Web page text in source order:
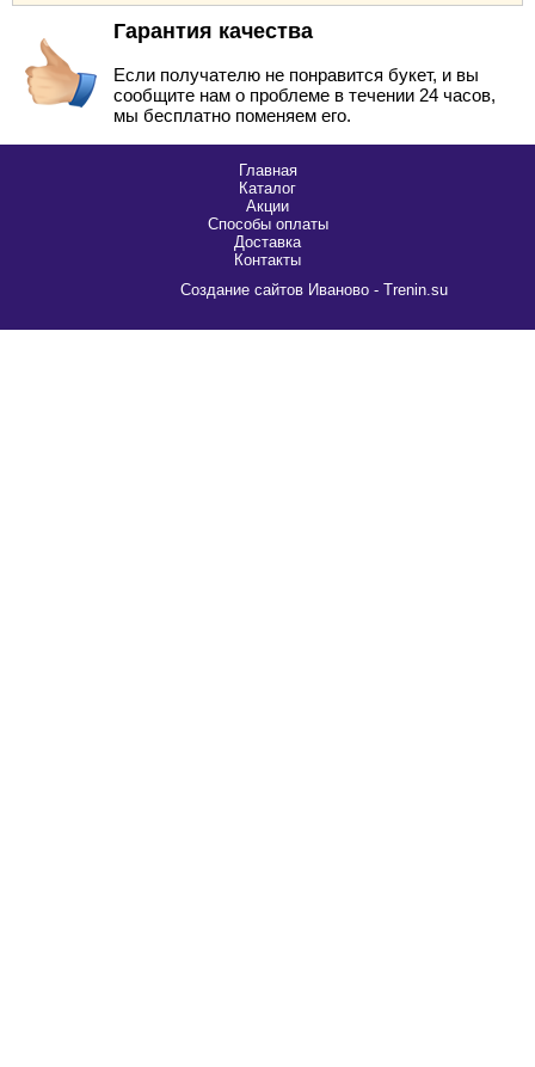
Гарантия качества
Если получателю не понравится букет, и вы
сообщите нам о проблеме в течении 24 часов,
мы бесплатно поменяем его.
Главная
Каталог
Акции
Способы оплаты
Доставка
Контакты
Cоздание сайтов Иваново - Trenin.su